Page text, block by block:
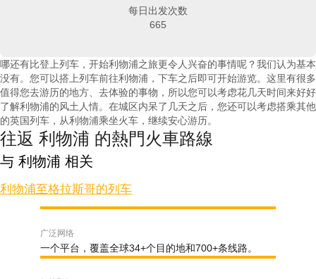
每日出发次数
665
哪还有比登上列车，开始利物浦之旅更令人兴奋的事情呢？我们认为基本
没有。您可以搭上列车前往利物浦，下车之后即可开始游览。这里有很多
值得您去游历的地方、去体验的事物，所以您可以考虑花几天时间来好好
了解利物浦的风土人情。在城区内呆了几天之后，您还可以考虑搭乘其他
的英国列车，从利物浦乘坐火车，继续安心游历。
往返 利物浦 的熱門火車路線
与 利物浦 相关
利物浦至格拉斯哥的列车
广泛网络
一个平台，覆盖全球34+个目的地和700+条线路。